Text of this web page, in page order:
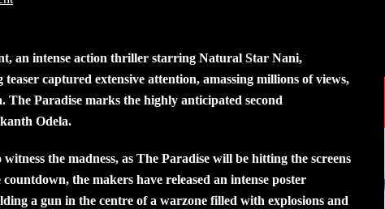
an intense action thriller starring Natural Star Nani,
captured extensive attention, amassing millions of views,
The Paradise marks the highly anticipated second
Odela.
the madness, as The Paradise will be hitting the screens
the makers have released an intense poster
a gun in the centre of a warzone filled with explosions and